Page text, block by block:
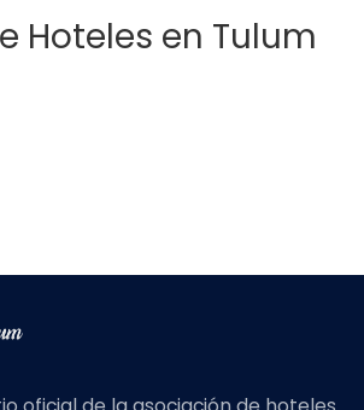
Hoteles en Tulum